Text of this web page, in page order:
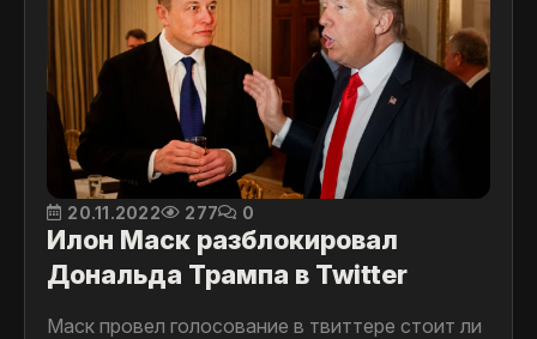
20.11.2022 277 0
Илон Маск разблокировал
Дональда Трампа в Twitter
Маск провел голосование в твиттере стоит ли